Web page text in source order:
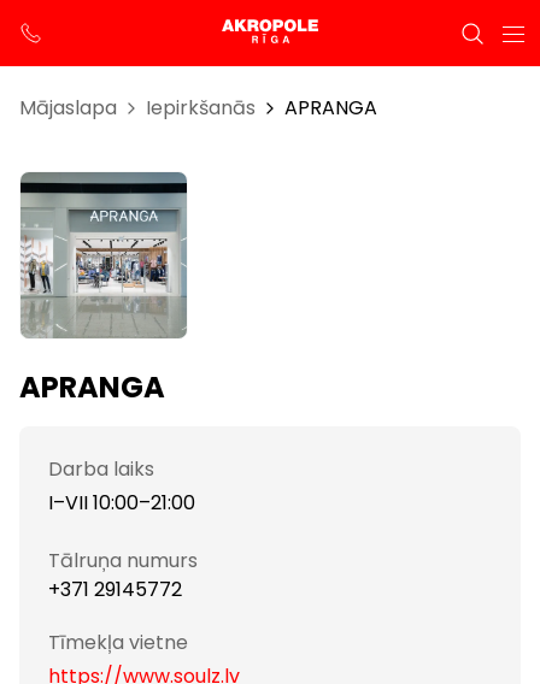
Mājaslapa Iepirkšanās APRANGA
APRANGA
Darba laiks
I–VII 10:00–21:00
Tālruņa numurs
+371 29145772
Tīmekļa vietne
https://www.soulz.lv